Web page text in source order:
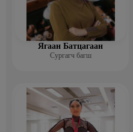
· 2003 Менежмент сэтгэл зүй,
хууль тогтоомж Удирдлагын а
Ажлын туршлага:
· HR Consortium Үүсгэн
· Пи Эйч Ар Консалтинг ХХК:
· Наран Групп: Хүний нөөц
· Таван Богд Групп: ХН
хариуцсан захирал (2010 – 2015)
Ягаан Батцагаан
Сургагч багш